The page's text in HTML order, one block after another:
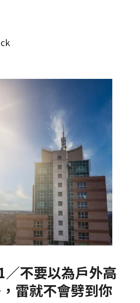
／不要以為戶外高
雷就不會劈到你